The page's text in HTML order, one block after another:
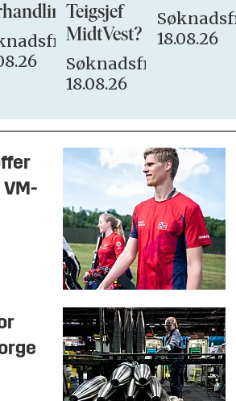
Teigsjef
MidtVest?
Søknadsfrist:
18.08.26
18.08.26